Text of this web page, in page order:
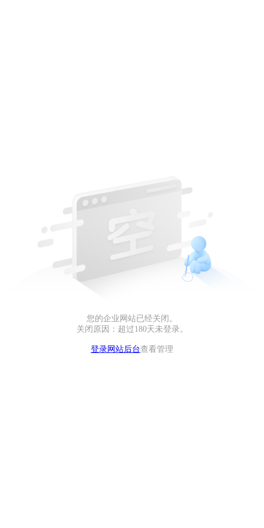
您的企业网站已经关闭。
关闭原因：超过180天未登录。
登录网站后台查看管理